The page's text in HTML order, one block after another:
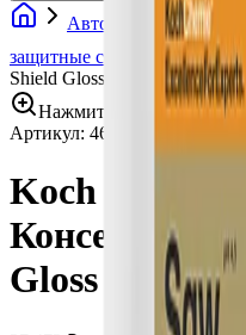
Автохимия Воски
защитные составы
Koch
Shield Gloss Wax, 10 л
Нажмите для увеличения
Артикул: 462010
Koch Chemie
Gloss Wax, 10 л